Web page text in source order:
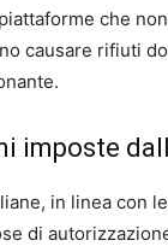
che
causare rifiuti
imposte
in linea con
di